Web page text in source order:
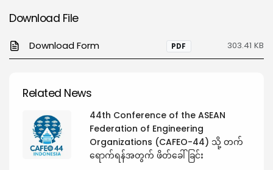
Download File
Download Form PDF 303.41 KB
Related News
44th Conference of the ASEAN
Federation of Engineering
Organizations (CAFEO-44) သို့ တက်
ရောက်ရန်အတွက် ဖိတ်ခေါ်ခြင်း